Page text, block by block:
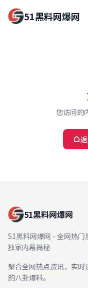
51黑料网爆网
您访问的
51黑料网爆网
51黑料网爆网 - 全网热
独家内幕揭秘
聚合全网热点资讯，实
的八卦爆料。